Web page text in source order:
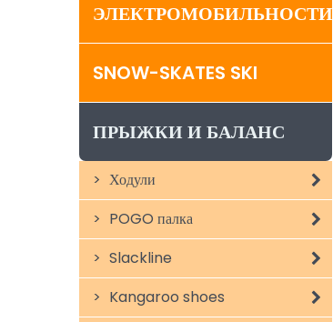
ЭЛЕКТРОМОБИЛЬНОСТИ
SNOW-SKATES SKI
ПРЫЖКИ И БАЛАНС
Ходули
POGO палка
Slackline
Kangaroo shoes